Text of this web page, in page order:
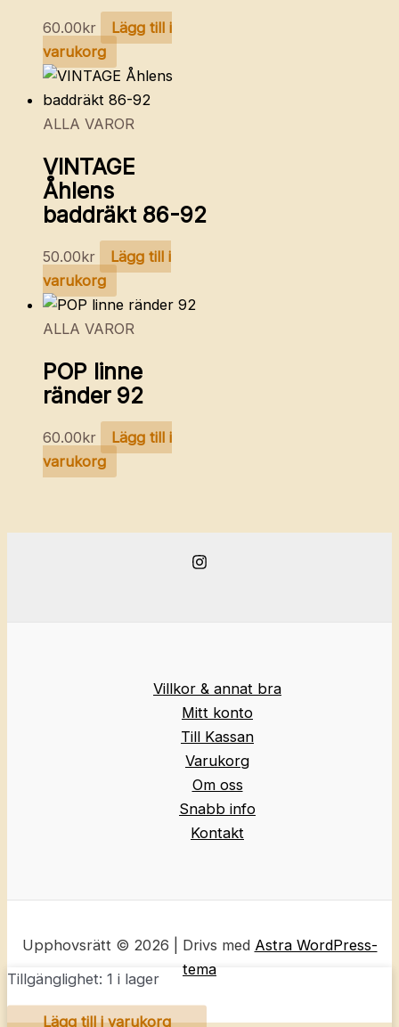
60.00kr
Lägg till i
varukorg
ALLA VAROR
VINTAGE
Åhlens
baddräkt 86-92
50.00kr
Lägg till i
varukorg
ALLA VAROR
POP linne
ränder 92
60.00kr
Lägg till i
varukorg
Villkor & annat bra
Mitt konto
Till Kassan
Varukorg
Om oss
Snabb info
Kontakt
Upphovsrätt © 2026 | Drivs med Astra WordPress-
tema
Tillgänglighet: 1 i lager
Lägg till i varukorg